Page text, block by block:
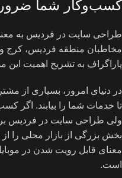
کسب‌و‌کار شما
طراحی سایت در فردیس به
مخاطبان منطقه فردیس، کرج
پاراگراف به تشریح اهمیت این
در دنیای امروز، بسیاری از
تا خدمات شما را بیابند. اگر
ولی طراحی سایت در فردیس
بخش بزرگی از بازار محلی را
معنای قابل رویت شدن در
است.